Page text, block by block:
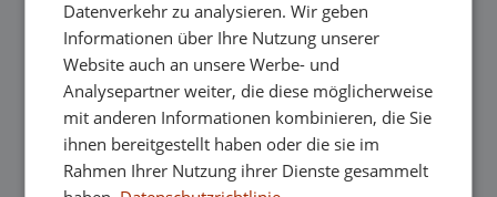
Online-Kauf
Unsere Ausstellungsräume
Sie sind herzlich willkommen, in einem
Datenverkehr zu analysieren. Wir geben
Informationen über Ihre Nutzung unserer
Website auch an unsere Werbe- und
Analysepartner weiter, die diese möglicherweise
mit anderen Informationen kombinieren, die Sie
ihnen bereitgestellt haben oder die sie im
Rahmen Ihrer Nutzung ihrer Dienste gesammelt